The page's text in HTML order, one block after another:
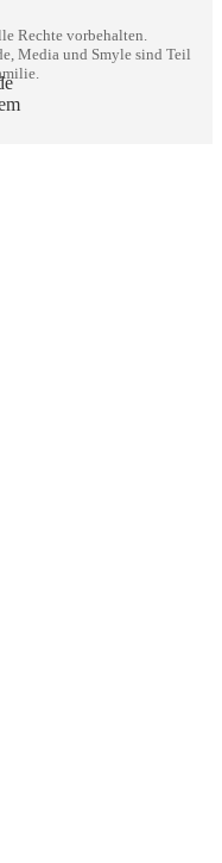
Rechte vorbehalten.
Media und Smyle sind Teil